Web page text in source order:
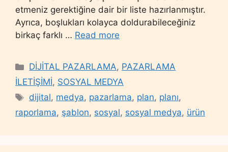
etmeniz gerektiğine dair bir liste hazırlanmıştır.
Ayrıca, boşlukları kolayca doldurabileceğiniz
birkaç farklı … Read more
Categories
DİJİTAL PAZARLAMA, PAZARLAMA
İLETİŞİMİ, SOSYAL MEDYA
Tags
dijital, medya, pazarlama, plan, planı,
raporlama, şablon, sosyal, sosyal medya, ürün